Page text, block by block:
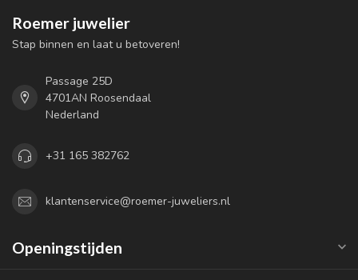
Roemer juwelier
Stap binnen en laat u betoveren!
Passage 25D
4701AN Roosendaal
Nederland
+31 165 382762
klantenservice@roemer-juweliers.nl
Openingstijden